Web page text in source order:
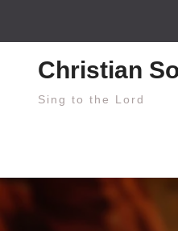
Christian
Sing to the Lord